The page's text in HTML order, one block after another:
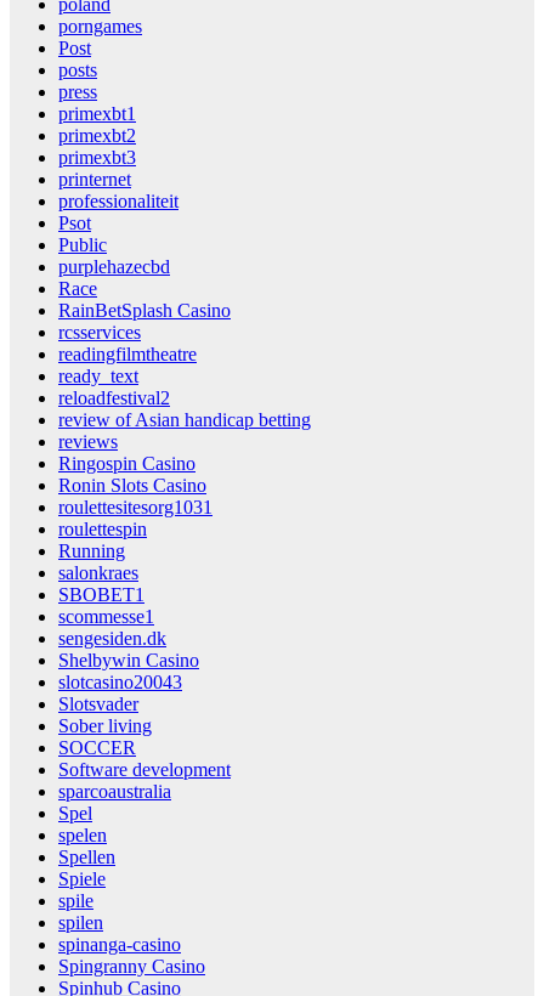
poland
porngames
Post
posts
press
primexbt1
primexbt2
primexbt3
printernet
professionaliteit
Psot
Public
purplehazecbd
Race
RainBetSplash Casino
rcsservices
readingfilmtheatre
ready_text
reloadfestival2
review of Asian handicap betting
reviews
Ringospin Casino
Ronin Slots Casino
roulettesitesorg1031
roulettespin
Running
salonkraes
SBOBET1
scommesse1
sengesiden.dk
Shelbywin Casino
slotcasino20043
Slotsvader
Sober living
SOCCER
Software development
sparcoaustralia
Spel
spelen
Spellen
Spiele
spile
spilen
spinanga-casino
Spingranny Casino
Spinhub Casino